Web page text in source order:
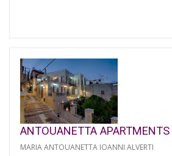
ANTOUANETTA APARTMENTS
MARIA ANTOUANETTA IOANNI ALVERTI